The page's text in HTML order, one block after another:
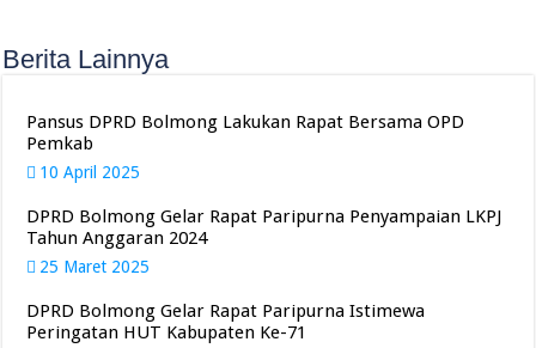
Berita Lainnya
Pansus DPRD Bolmong Lakukan Rapat Bersama OPD
Pemkab
10 April 2025
DPRD Bolmong Gelar Rapat Paripurna Penyampaian LKPJ
Tahun Anggaran 2024
25 Maret 2025
DPRD Bolmong Gelar Rapat Paripurna Istimewa
Peringatan HUT Kabupaten Ke-71